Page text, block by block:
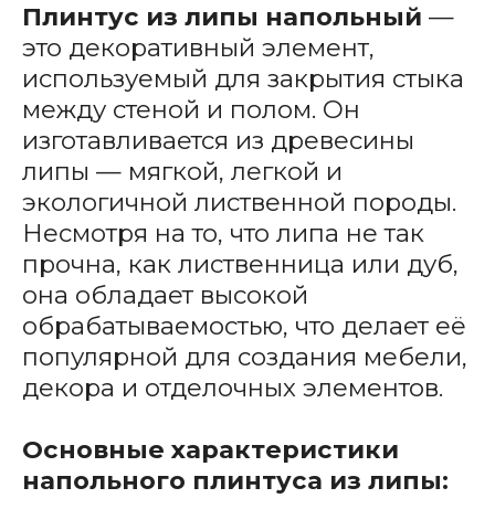
Плинтус из липы напольный —
это декоративный элемент,
используемый для закрытия стыка
между стеной и полом. Он
изготавливается из древесины
липы — мягкой, легкой и
экологичной лиственной породы.
Несмотря на то, что липа не так
прочна, как лиственница или дуб,
она обладает высокой
обрабатываемостью, что делает её
популярной для создания мебели,
декора и отделочных элементов.
Основные характеристики
напольного плинтуса из липы: